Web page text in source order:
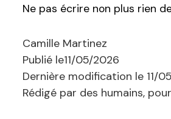
Ne pas écrire non plus rien
Camille Martinez
Publié le11/05/2026
Dernière modification le 11/
Rédigé par des humains,